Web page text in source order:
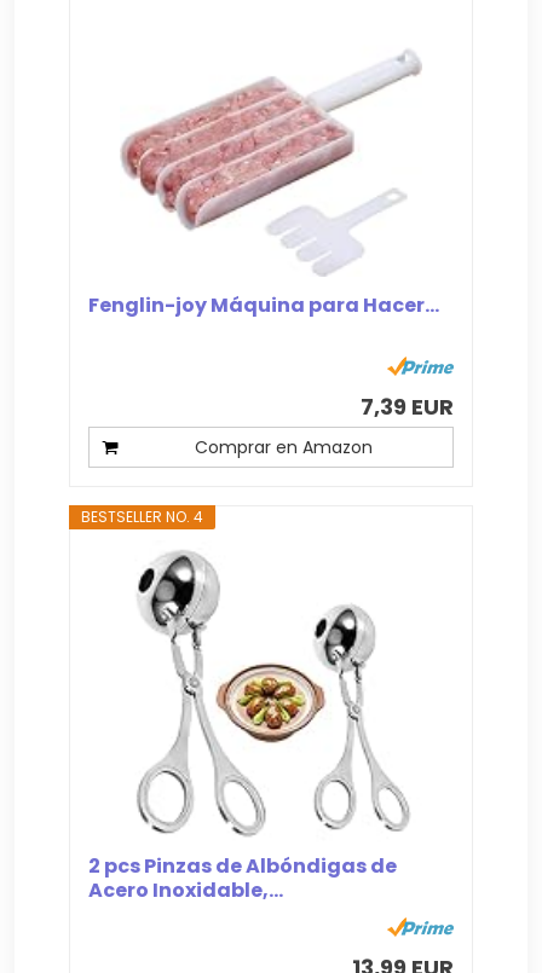
Fenglin-joy Máquina para Hacer...
7,39 EUR
Comprar en Amazon
BESTSELLER NO. 4
2 pcs Pinzas de Albóndigas de
Acero Inoxidable,...